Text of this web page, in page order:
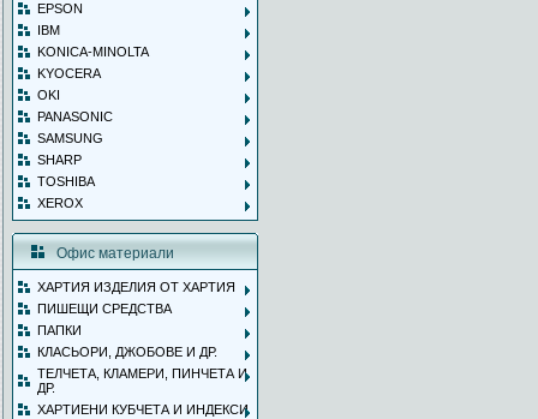
EPSON
IBM
KONICA-MINOLTA
KYOCERA
OKI
PANASONIC
SAMSUNG
SHARP
TOSHIBA
XEROX
Офис материали
ХАРТИЯ ИЗДЕЛИЯ ОТ ХАРТИЯ
ПИШЕЩИ СРЕДСТВА
ПАПКИ
КЛАСЬОРИ, ДЖОБОВЕ И ДР.
ТЕЛЧЕТА, КЛАМЕРИ, ПИНЧЕТА И
ДР.
ХАРТИЕНИ КУБЧЕТА И ИНДЕКСИ